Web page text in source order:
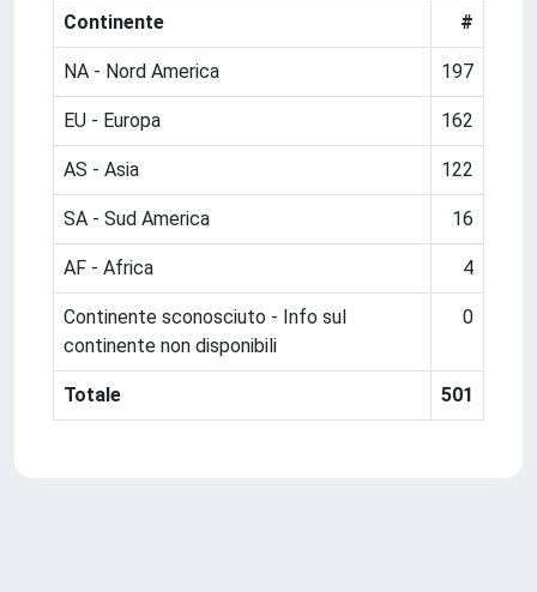
Continente #
NA - Nord America 197
EU - Europa 162
AS - Asia 122
SA - Sud America 16
AF - Africa 4
Continente sconosciuto - Info sul
continente non disponibili
0
Totale 501